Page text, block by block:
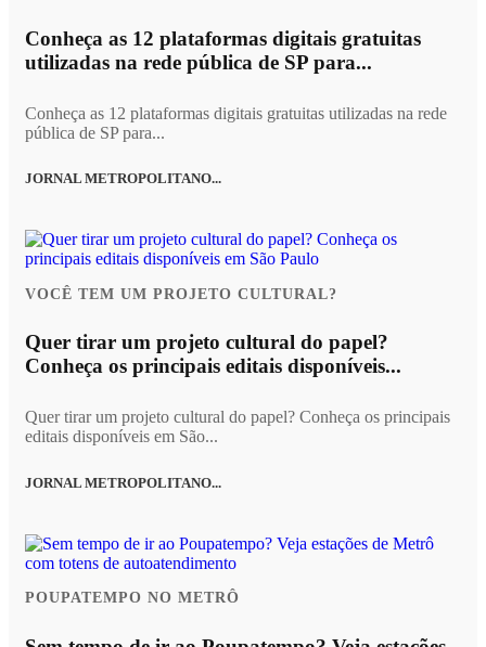
Conheça as 12 plataformas digitais gratuitas
utilizadas na rede pública de SP para...
Conheça as 12 plataformas digitais gratuitas utilizadas na rede
pública de SP para...
JORNAL METROPOLITANO...
VOCÊ TEM UM PROJETO CULTURAL?
Quer tirar um projeto cultural do papel?
Conheça os principais editais disponíveis...
Quer tirar um projeto cultural do papel? Conheça os principais
editais disponíveis em São...
JORNAL METROPOLITANO...
POUPATEMPO NO METRÔ